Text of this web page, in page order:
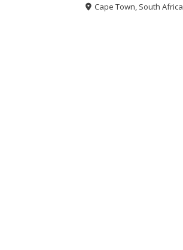
Cape Town, South Africa